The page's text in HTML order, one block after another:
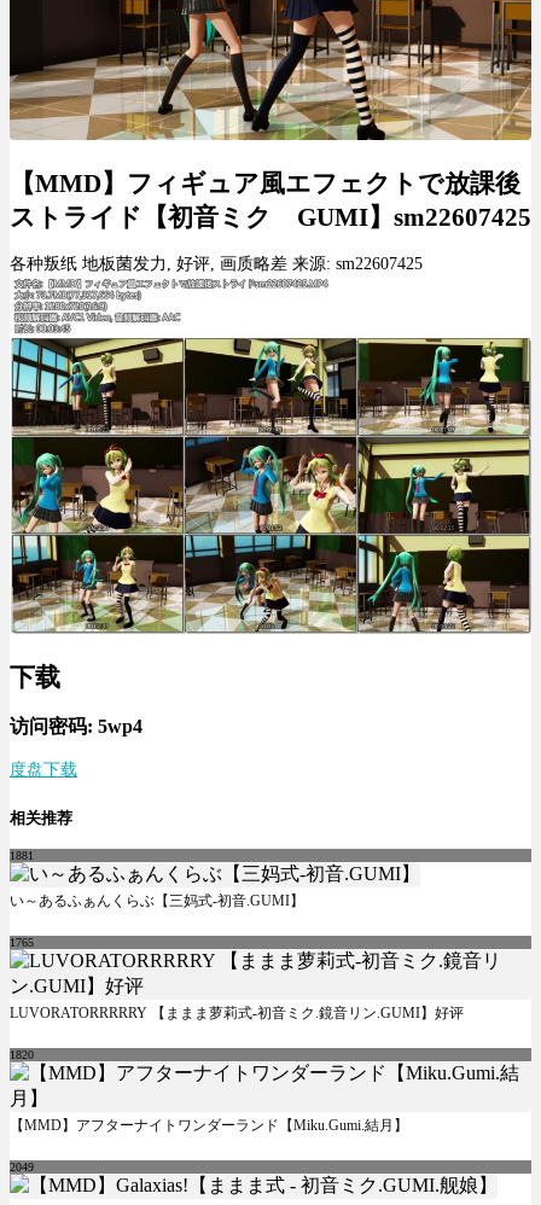
【MMD】フィギュア風エフェクトで放課後
ストライド【初音ミク GUMI】sm22607425
各种叛纸 地板菌发力, 好评, 画质略差 来源: sm22607425
下载
访问密码: 5wp4
度盘下载
相关推荐
1881
い～あるふぁんくらぶ【三妈式-初音.GUMI】
1765
LUVORATORRRRRY 【ままま萝莉式-初音ミク.鏡音リン.GUMI】好评
1820
【MMD】アフターナイトワンダーランド【Miku.Gumi.結月】
2049